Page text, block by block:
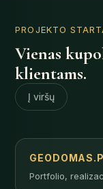
PROJEKTO
Vienas
klientams.
Į viršų
Portfolio,